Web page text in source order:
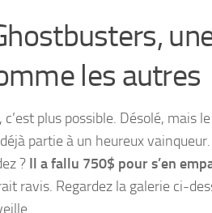
les autres
plus possible. Désolé, mais
partie à un heureux
? Il a fallu 750$ pour s’en
ravis. Regardez la galerie ci-